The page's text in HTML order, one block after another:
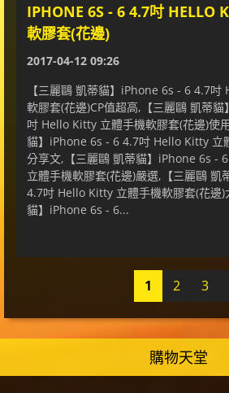
IPHONE 6S - 6 4.7吋 HELLO
軟膠套(花邊)
2017-04-12 09:26
【三麗鷗 凱蒂貓】iPhone 6s - 6 4.7
軟膠套(花邊)CP值超高,【三麗鷗 凱蒂
吋 Hello Kitty 立體手機軟膠套(花邊)使
貓】iPhone 6s - 6 4.7吋 Hello Kitty 立
分享文,【三麗鷗 凱蒂貓】iPhone 6s -
立體手機軟膠套(花邊)嚴選,【三麗鷗 凱
4.7吋 Hello Kitty 立體手機軟膠套(花邊)
貓】iPhone 6s - 6...
1 2 3
購物天堂